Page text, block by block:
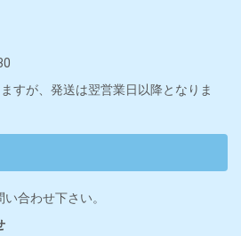
すが、発送は翌営業日以降となりま
合わせ下さい。